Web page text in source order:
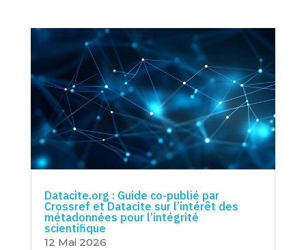
Datacite.org : Guide co-publié par
Crossref et Datacite sur l’intérêt des
métadonnées pour l’intégrité
scientifique
12 Mai 2026